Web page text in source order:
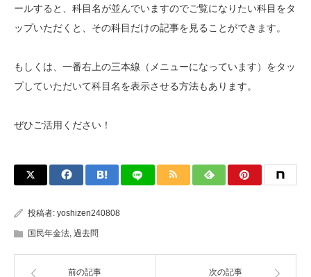
ールすると、科目名が並んでいますのでご覧になりたい科目をタ
ップいただくと、その科目だけの記事を見ることができます。
もしくは、一番右上の三本線（メニューになっています）をタッ
プしていただいて科目名を表示させる方法もあります。
ぜひご活用ください！
投稿者: yoshizen240808
国民年金法, 過去問
前の記事 次の記事